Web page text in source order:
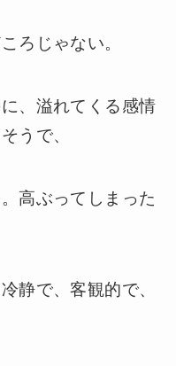
ろじゃない。
、溢れてくる感情
うで、
高ぶってしまった
静で、客観的で、